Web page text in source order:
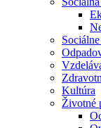
Kultúra
Životné